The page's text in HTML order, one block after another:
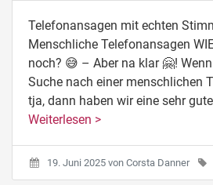
Telefonansagen mit echten
Menschliche Telefonansagen
noch? 😅 – Aber na klar 🤗!
Suche nach einer menschlichen
tja, dann haben wir eine sehr
Weiterlesen >
19. Juni 2025 von Corsta Danner